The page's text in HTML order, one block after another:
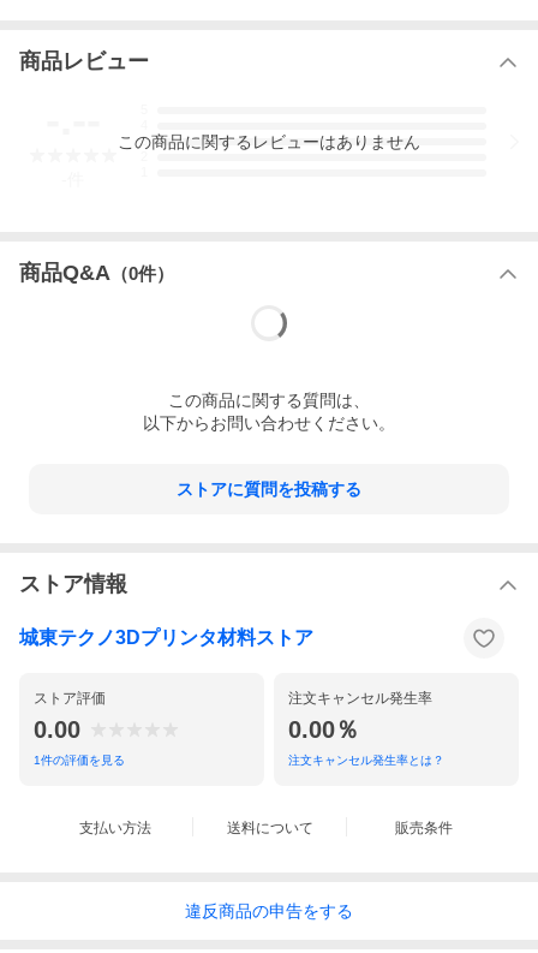
キーワード：3Dプリンター フィラメント filkemp PLN PLA
商品レビュー
3
この商品に関するレビューはありません
商品Q&A （0件）
この商品に関する質問は、
以下からお問い合わせください。
ストアに質問を投稿する
ストア情報
城東テクノ3Dプリンタ材料ストア
ストア評価
0.00
1件の評価を見る
注文キャンセル発生率
0.00％
注文キャンセル発生率とは？
支払い方法 送料について 販売条件
違反商品の申告をする